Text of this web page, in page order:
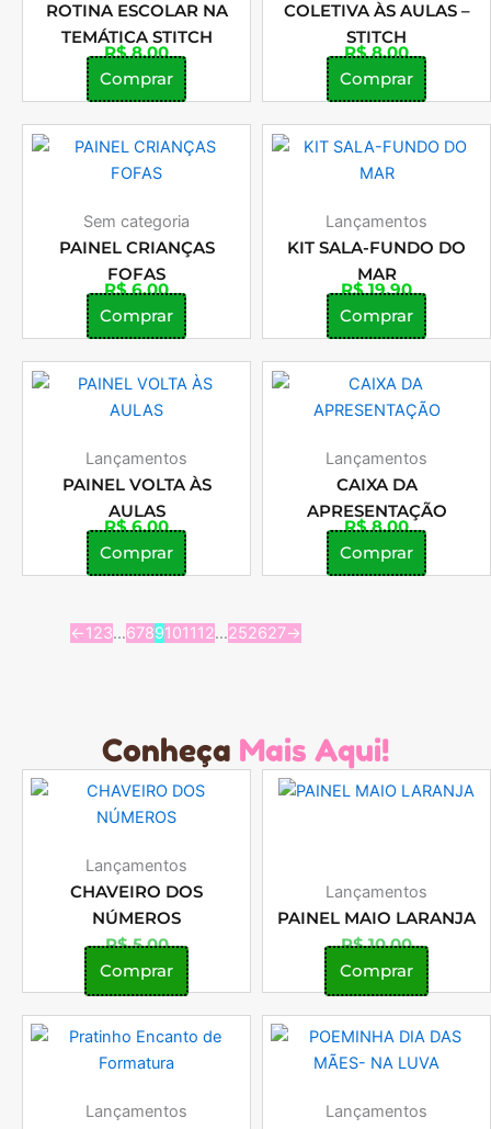
ROTINA ESCOLAR NA
TEMÁTICA STITCH
R$8,00
Comprar
COLETIVA ÀS AULAS –
STITCH
R$8,00
Comprar
Sem categoria
PAINEL CRIANÇAS
FOFAS
R$6,00
Comprar
Lançamentos
KIT SALA-FUNDO DO
MAR
R$19,90
Comprar
Lançamentos
PAINEL VOLTA ÀS
AULAS
R$6,00
Comprar
Lançamentos
CAIXA DA
APRESENTAÇÃO
R$8,00
Comprar
←123…6789101112…252627→
Conheça Mais Aqui!
Lançamentos
CHAVEIRO DOS
NÚMEROS
R$5,00
Comprar
Lançamentos
PAINEL MAIO LARANJA
R$10,00
Comprar
Lançamentos
Lançamentos